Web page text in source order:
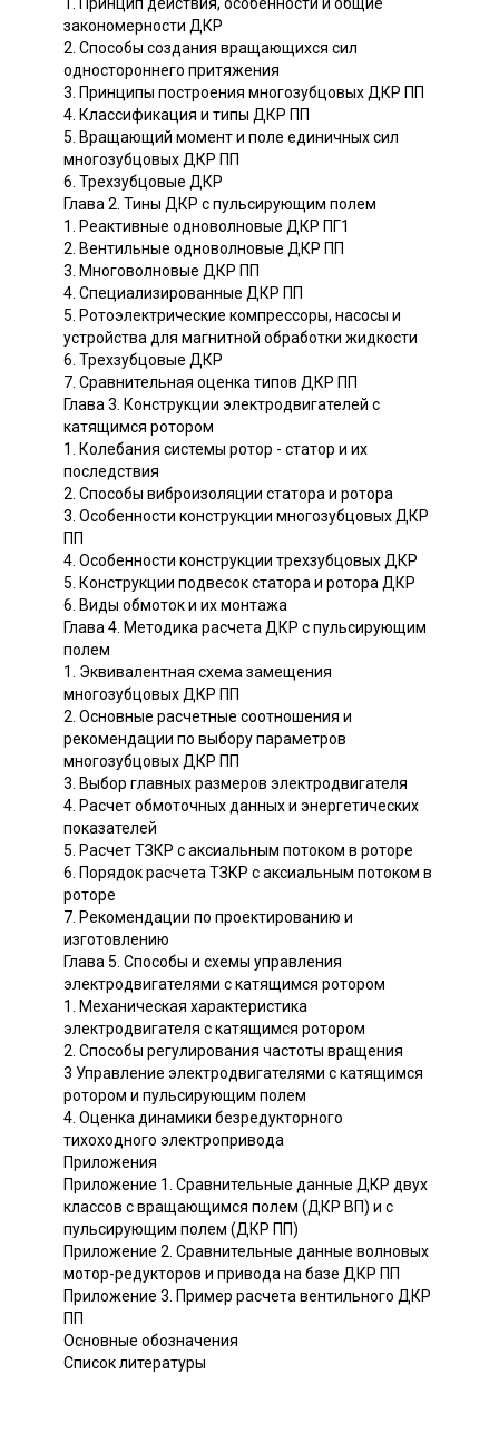
закономерности ДКР
2. Способы создания вращающихся сил
одностороннего притяжения
3. Принципы построения многозубцовых ДКР ПП
4. Классификация и типы ДКР ПП
5. Вращающий момент и поле единичных сил
многозубцовых ДКР ПП
6. Трехзубцовые ДКР
Глава 2. Тины ДКР с пульсирующим полем
1. Реактивные одноволновые ДКР ПГ1
2. Вентильные одноволновые ДКР ПП
3. Многоволновые ДКР ПП
4. Специализированные ДКР ПП
5. Ротоэлектрические компрессоры, насосы и
устройства для магнитной обработки жидкости
6. Трехзубцовые ДКР
7. Сравнительная оценка типов ДКР ПП
Глава 3. Конструкции электродвигателей с
катящимся ротором
1. Колебания системы ротор - статор и их
последствия
2. Способы виброизоляции статора и ротора
3. Особенности конструкции многозубцовых ДКР
ПП
4. Особенности конструкции трехзубцовых ДКР
5. Конструкции подвесок статора и ротора ДКР
6. Виды обмоток и их монтажа
Глава 4. Методика расчета ДКР с пульсирующим
полем
1. Эквивалентная схема замещения
многозубцовых ДКР ПП
2. Основные расчетные соотношения и
рекомендации по выбору параметров
многозубцовых ДКР ПП
3. Выбор главных размеров электродвигателя
4. Расчет обмоточных данных и энергетических
показателей
5. Расчет ТЗКР с аксиальным потоком в роторе
6. Порядок расчета ТЗКР с аксиальным потоком в
роторе
7. Рекомендации по проектированию и
изготовлению
Глава 5. Способы и схемы управления
электродвигателями с катящимся ротором
1. Механическая характеристика
электродвигателя с катящимся ротором
2. Способы регулирования частоты вращения
3 Управление электродвигателями с катящимся
ротором и пульсирующим полем
4. Оценка динамики безредукторного
тихоходного электропривода
Приложения
Приложение 1. Сравнительные данные ДКР двух
классов с вращающимся полем (ДКР ВП) и с
пульсирующим полем (ДКР ПП)
Приложение 2. Сравнительные данные волновых
мотор-редукторов и привода на базе ДКР ПП
Приложение 3. Пример расчета вентильного ДКР
ПП
Основные обозначения
Список литературы